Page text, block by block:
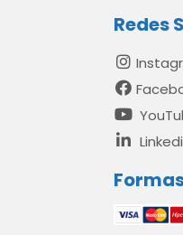
Redes